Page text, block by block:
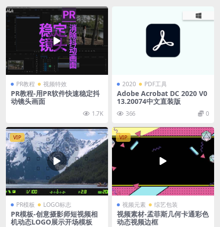
PR教程 视频特效
PR教程-用PR软件快速稳定抖
动镜头画面
1.7K
2020 PDF工具
Adobe Acrobat DC 2020 V0
13.20074中文直装版
366 0
VIP
PR模板 LOGO标志
PR模板-创意摄影师短视频相
机动态LOGO展示开场模板
VIP
视频元素 综艺包装
视频素材-孟菲斯几何卡通彩色
动态视频边框